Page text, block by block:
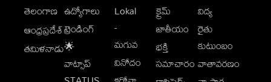
తెలంగాణ
ఆంధ్రప్రదేశ్
తమిళనాడు
ఉద్యోగాలు
ట్రెండింగ్
🌟
వాట్సాప్
Lokal
-
మగువ
వినోదం
క్రైమ్
జాతీయం
భక్తి
సమాచారం
విద్య
రైతు
కుటుంబం
వాతావరణం